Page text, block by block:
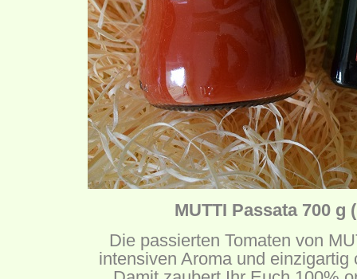
MUTTI Passata 700 g
Die passierten Tomaten von
intensiven Aroma und einzigartig